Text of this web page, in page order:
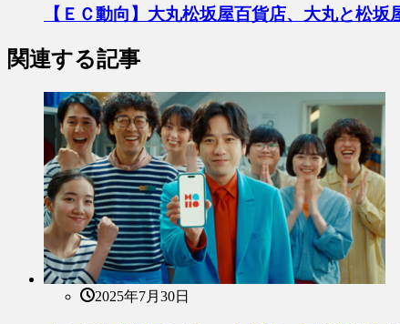
【ＥＣ動向】大丸松坂屋百貨店、大丸と松
関連する記事
2025年7月30日